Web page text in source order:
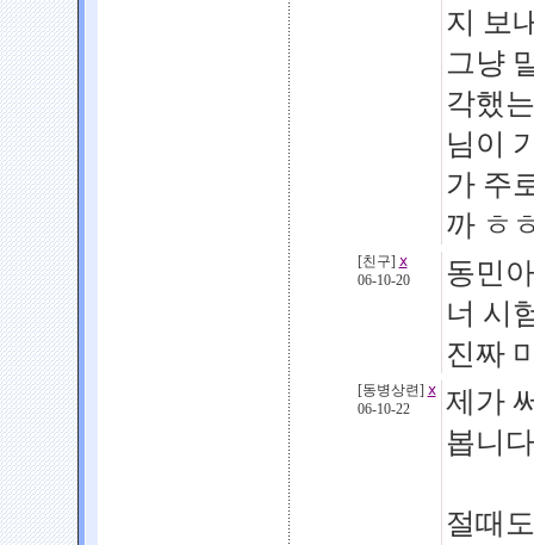
지 보
그냥
각했
님이
가 주
까 ㅎ
[친구] ⅹ
06-10-20
동민
너 시
진짜
[동병상련] ⅹ
06-10-22
제가
봅니
절때